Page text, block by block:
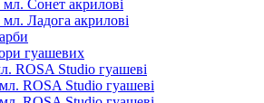
мл. Сонет акрилові
мл. Ладога акрилові
гуашевих
ROSA Studio гуашеві
ROSA Studio гуашеві